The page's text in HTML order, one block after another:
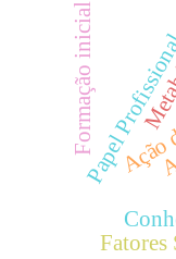
Papel
Formação inicial
Fatores